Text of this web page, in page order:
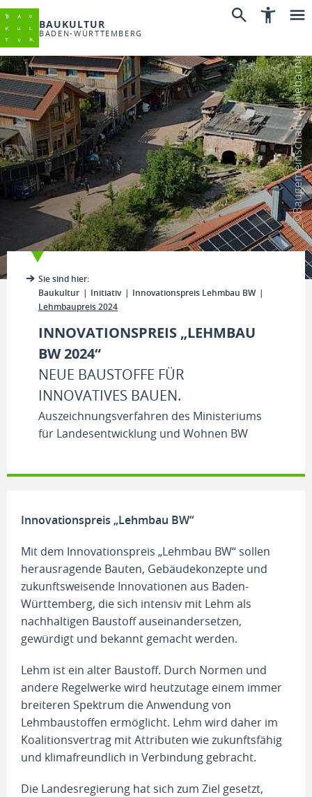
BAUKULTUR
BADEN-WÜRTTEMBERG
_©Baugemeinschaft Mühlebächle
Sie sind hier:
Baukultur
Initiativ
Innovationspreis Lehmbau BW
Lehmbaupreis 2024
INNOVATIONSPREIS „LEHMBAU
BW 2024“
NEUE BAUSTOFFE FÜR
INNOVATIVES BAUEN.
Auszeichnungsverfahren des Ministeriums
für Landesentwicklung und Wohnen BW
Innovationspreis „Lehmbau BW“
Mit dem Innovationspreis „Lehmbau BW“ sollen
herausragende Bauten, Gebäudekonzepte und
zukunftsweisende Innovationen aus Baden-
Württemberg, die sich intensiv mit Lehm als
nachhaltigen Baustoff auseinandersetzen,
gewürdigt und bekannt gemacht werden.
Lehm ist ein alter Baustoff. Durch Normen und
andere Regelwerke wird heutzutage einem immer
breiteren Spektrum die Anwendung von
Lehmbaustoffen ermöglicht. Lehm wird daher im
Koalitionsvertrag mit Attributen wie zukunftsfähig
und klimafreundlich in Verbindung gebracht.
Die Landesregierung hat sich zum Ziel gesetzt,